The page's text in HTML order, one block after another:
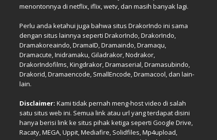
menontonnya di netflix, iflix, wetv, dan masih banyak lagi.
Perlu anda ketahui juga bahwa situs DrakorIndo ini sama
dengan situs lainnya seperti DrakorIndo, DrakorIndo,
Dramakoreaindo, DramaID, Dramaindo, Dramaqu,
Dramacute, Inidramaku, Giladrakor, Nodrakor,
DrakorIndofilms, Kingdrakor, Dramaserial, Dramasubindo,
Drakorid, Dramaencode, SmallEncode, Dramacool, dan lain-
lain.
Disclaimer: Kami tidak pernah meng-host video di salah
satu situs web ini. Semua link atau url yang terdapat disini
hanya berisi link ke situs pihak ketiga seperti Google Drive,
Racaty, MEGA, Uppit, Mediafire, Solidfiles, Mp4upload,